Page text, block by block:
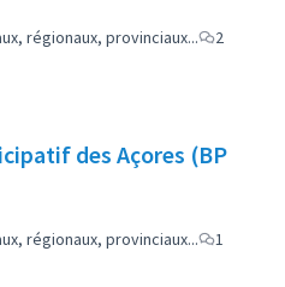
régionaux, provinciaux...
2
des Açores (BP
régionaux, provinciaux...
1